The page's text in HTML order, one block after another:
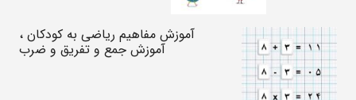
آموزش مفاهیم ریاضی به کودکان ،
آموزش جمع و تفریق و ضرب